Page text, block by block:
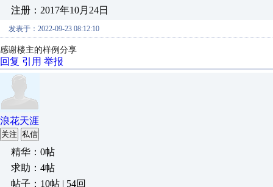
注册：2017年10月24日
发表于：2022-09-23 08:12:10
感谢楼主的样例分享
回复 引用 举报
浪花天涯
关注 私信
精华：0帖
求助：4帖
帖子：10帖 | 54回